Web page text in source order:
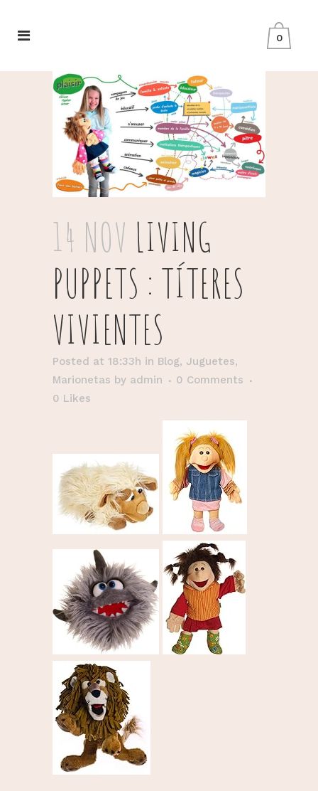
0
14 NOV LIVING
PUPPETS : TÍTERES
VIVIENTES
Posted at 18:33h in Blog, Juguetes,
Marionetas by admin
0 Comments
0 Likes